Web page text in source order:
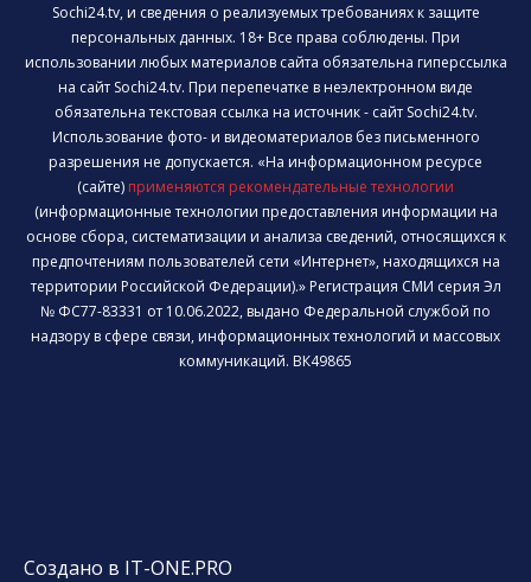
Sochi24.tv, и сведения о реализуемых требованиях к защите
персональных данных. 18+ Все права соблюдены. При
использовании любых материалов сайта обязательна гиперссылка
на сайт Sochi24.tv. При перепечатке в неэлектронном виде
обязательна текстовая ссылка на источник - сайт Sochi24.tv.
Использование фото- и видеоматериалов без письменного
разрешения не допускается. «На информационном ресурсе
(сайте) применяются рекомендательные технологии
(информационные технологии предоставления информации на
основе сбора, систематизации и анализа сведений, относящихся к
предпочтениям пользователей сети «Интернет», находящихся на
территории Российской Федерации).» Регистрация СМИ серия Эл
№ ФС77-83331 от 10.06.2022, выдано Федеральной службой по
надзору в сфере связи, информационных технологий и массовых
коммуникаций. ВК49865
Создано в IT-ONE.PRO